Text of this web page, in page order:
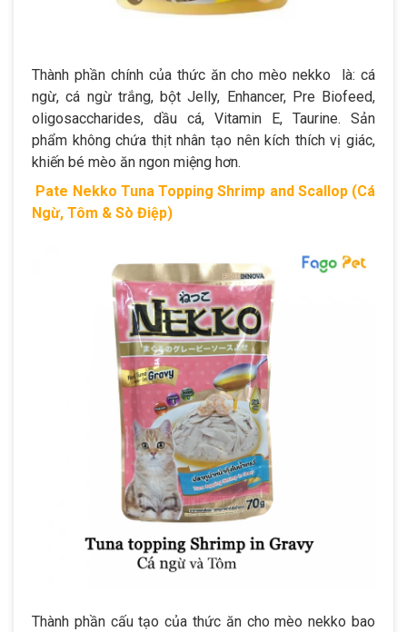
Thành phần chính của thức ăn cho mèo nekko là: cá
ngừ, cá ngừ trắng, bột Jelly, Enhancer, Pre Biofeed,
oligosaccharides, dầu cá, Vitamin E, Taurine. Sản
phẩm không chứa thịt nhân tạo nên kích thích vị giác,
khiến bé mèo ăn ngon miệng hơn.
Pate Nekko Tuna Topping Shrimp and Scallop (Cá
Ngừ, Tôm & Sò Điệp)
Thành phần cấu tạo của thức ăn cho mèo nekko bao